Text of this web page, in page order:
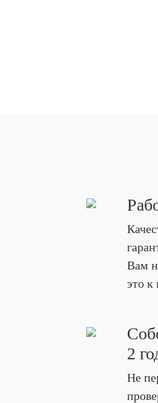
Вам
это к
2
Не